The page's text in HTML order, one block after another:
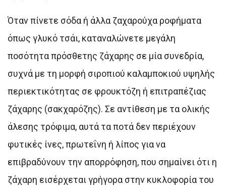
Όταν πίνετε σόδα ή άλλα ζαχαρούχα ροφήματα
όπως γλυκό τσάι, καταναλώνετε μεγάλη
ποσότητα πρόσθετης ζάχαρης σε μία συνεδρία,
συχνά με τη μορφή σιροπιού καλαμποκιού υψηλής
περιεκτικότητας σε φρουκτόζη ή επιτραπέζιας
ζάχαρης (σακχαρόζης). Σε αντίθεση με τα ολικής
άλεσης τρόφιμα, αυτά τα ποτά δεν περιέχουν
φυτικές ίνες, πρωτεΐνη ή λίπος για να
επιβραδύνουν την απορρόφηση, που σημαίνει ότι η
ζάχαρη εισέρχεται γρήγορα στην κυκλοφορία του